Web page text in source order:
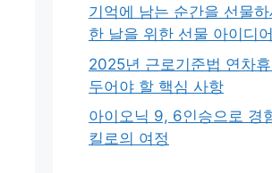
기억에 남는 순간을 선물
한 날을 위한 선물 아이디어
2025년 근로기준법 연차
두어야 할 핵심 사항
아이오닉 9, 6인승으로 경
킬로의 여정